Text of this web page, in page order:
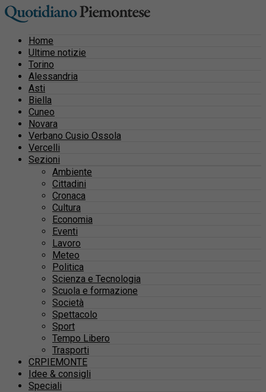
Home
Ultime notizie
Torino
Alessandria
Asti
Biella
Cuneo
Novara
Verbano Cusio Ossola
Vercelli
Sezioni
Ambiente
Cittadini
Cronaca
Cultura
Economia
Eventi
Lavoro
Meteo
Politica
Scienza e Tecnologia
Scuola e formazione
Società
Spettacolo
Sport
Tempo Libero
Trasporti
CRPIEMONTE
Idee & consigli
Speciali